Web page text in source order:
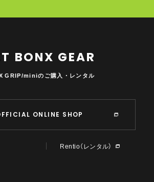
BONX GEAR
GRIP/miniのご購入・レンタル
ONLINE SHOP
Rentio（レンタル）